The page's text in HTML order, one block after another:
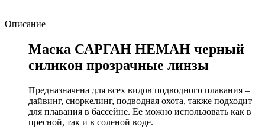
Описание
Маска САРГАН НЕМАН черный
силикон прозрачные линзы
Предназначена для всех видов подводного плавания –
дайвинг, сноркелинг, подводная охота, также подходит
для плавания в бассейне. Ее можно использовать как в
пресной, так и в соленой воде.